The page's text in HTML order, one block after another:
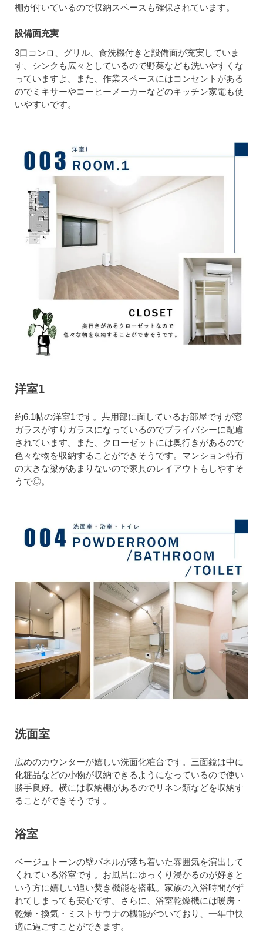
棚が付いているので収納スペースも確保されています。
設備面充実
3口コンロ、グリル、食洗機付きと設備面が充実していま
す。シンクも広々としているので野菜なども洗いやすくな
っていますよ。また、作業スペースにはコンセントがある
のでミキサーやコーヒーメーカーなどのキッチン家電も使
いやすいです。
洋室1
約6.1帖の洋室1です。共用部に面しているお部屋ですが窓
ガラスがすりガラスになっているのでプライバシーに配慮
されています。また、クローゼットには奥行きがあるので
色々な物を収納することができそうです。マンション特有
の大きな梁があまりないので家具のレイアウトもしやすそ
うで◎。
洗面室
広めのカウンターが嬉しい洗面化粧台です。三面鏡は中に
化粧品などの小物が収納できるようになっているので使い
勝手良好。横には収納棚があるのでリネン類などを収納す
ることができそうです。
浴室
ベージュトーンの壁パネルが落ち着いた雰囲気を演出して
くれている浴室です。お風呂にゆっくり浸かるのが好きと
いう方に嬉しい追い焚き機能を搭載。家族の入浴時間がず
れてしまっても安心です。さらに、浴室乾燥機には暖房・
乾燥・換気・ミストサウナの機能がついており、一年中快
適に過ごすことができます。